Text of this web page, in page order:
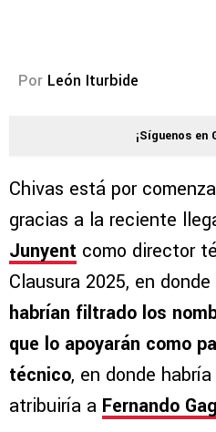
Por León Iturbide
¡Síguenos en
Chivas está por
gracias a la reciente
Junyent como director
Clausura 2025, en
habrían filtrado los
que lo apoyarán como
técnico, en donde
atribuiría a Fernando